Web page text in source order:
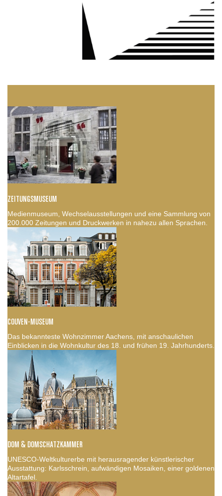
ZEITUNGSMUSEUM
Medienmuseum, Wechselausstellungen und eine Sammlung von
200.000 Zeitungen und Druckwerken in nahezu allen Sprachen.
COUVEN-MUSEUM
Das bekannteste Wohnzimmer Aachens, mit anschaulichen
Einblicken in die Wohnkultur des 18. und frühen 19. Jahrhunderts.
DOM & DOMSCHATZKAMMER
UNESCO-Weltkulturerbe mit herausragender künstlerischer
Ausstattung: Karlsschrein, aufwändigen Mosaiken, einer goldenen
Altartafel.